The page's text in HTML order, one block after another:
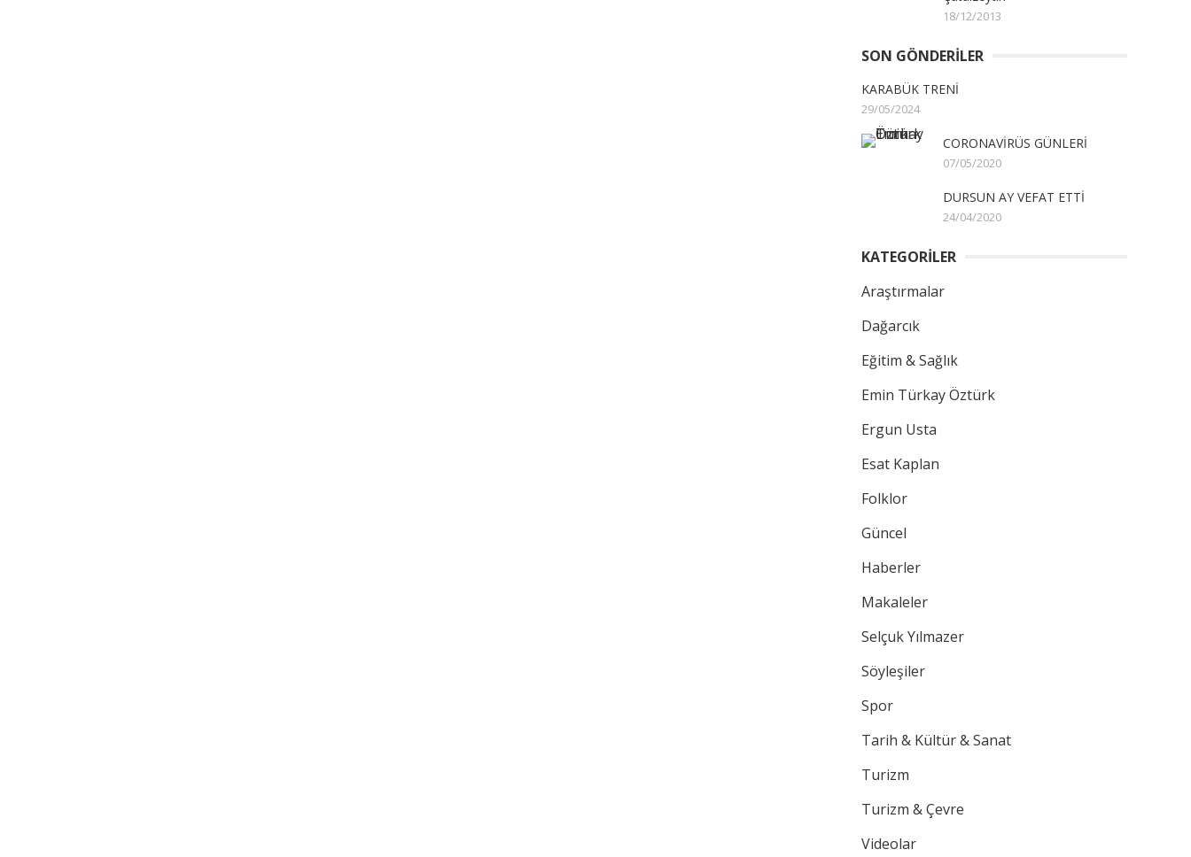
18/12/2013
SON GÖNDERILER
KARABÜK TRENİ
29/05/2024
CORONAVİRÜS GÜNLERİ
07/05/2020
DURSUN AY VEFAT ETTİ
24/04/2020
KATEGORİLER
Araştırmalar
Dağarcık
Eğitim & Sağlık
Emin Türkay Öztürk
Ergun Usta
Esat Kaplan
Folklor
Güncel
Haberler
Makaleler
Selçuk Yılmazer
Söyleşiler
Spor
Tarih & Kültür & Sanat
Turizm
Turizm & Çevre
Videolar